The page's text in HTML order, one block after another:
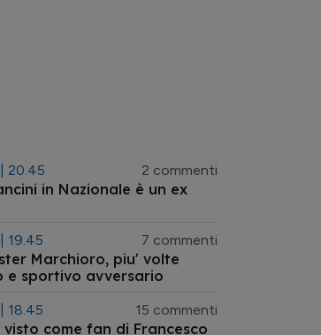
20.45 2 commenti
in Nazionale è un ex
19.45 7 commenti
Marchioro, piu' volte
e sportivo avversario
18.45 15 commenti
visto come fan di Francesco